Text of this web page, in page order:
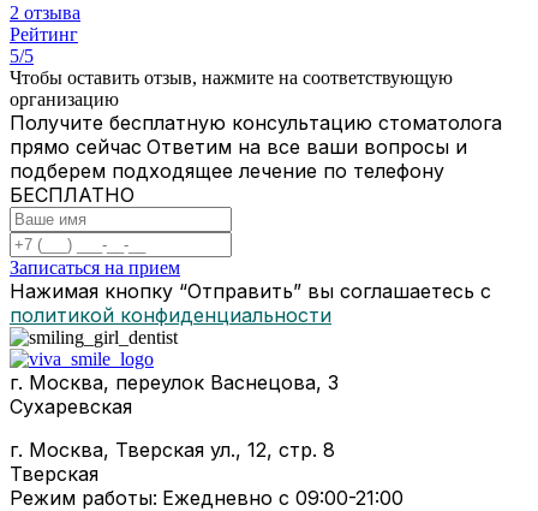
2 отзыва
Рейтинг
5/5
Чтобы оставить отзыв, нажмите на соответствующую
организацию
Получите бесплатную консультацию стоматолога
прямо сейчас Ответим на все ваши вопросы и
подберем подходящее лечение по телефону
БЕСПЛАТНО
Записаться на прием
Нажимая кнопку “Отправить” вы соглашаетесь с
политикой конфиденциальности
г. Москва, переулок Васнецова, 3
Сухаревская
г. Москва, Тверская ул., 12, стр. 8
Тверская
Режим работы: Ежедневно с 09:00-21:00